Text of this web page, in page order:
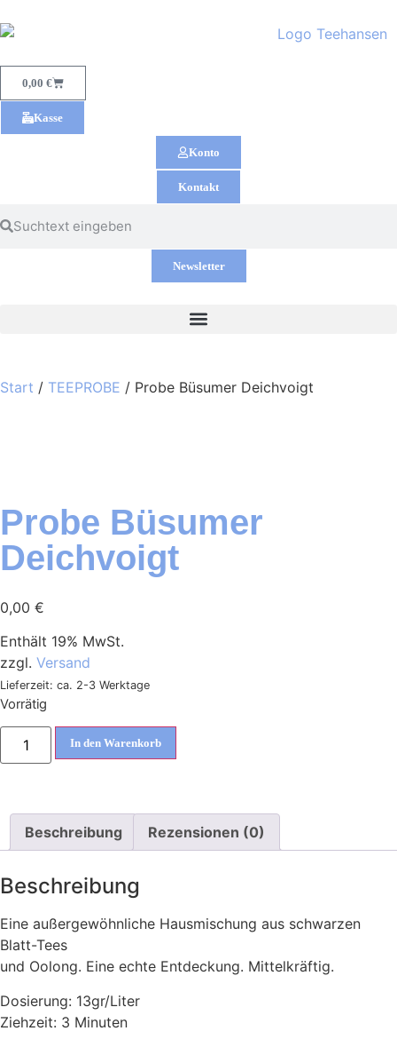
0,00 €
Kasse
Konto
Kontakt
Newsletter
Start / TEEPROBE / Probe Büsumer Deichvoigt
Probe Büsumer
Deichvoigt
0,00 €
Enthält 19% MwSt.
zzgl. Versand
Lieferzeit: ca. 2-3 Werktage
Vorrätig
In den Warenkorb
Beschreibung Rezensionen (0)
Beschreibung
Eine außergewöhnliche Hausmischung aus schwarzen
Blatt-Tees
und Oolong. Eine echte Entdeckung. Mittelkräftig.
Dosierung: 13gr/Liter
Ziehzeit: 3 Minuten